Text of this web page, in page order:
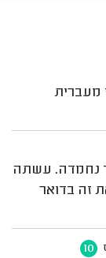
מעברית
נחמדה. עשתה
זה בדואר
10